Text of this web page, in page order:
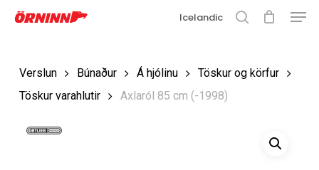
Fara
Loka
Icelandic
Verslun Búnaður Á hjólinu
Töskur og körfur
Töskur varahlutir
Axlaról 85 cm (-1998)